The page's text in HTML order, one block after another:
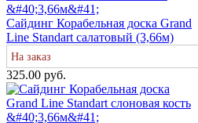
Сайдинг Корабельная доска Grand
Line Standart салатовый (3,66м)
На заказ
325.00 руб.